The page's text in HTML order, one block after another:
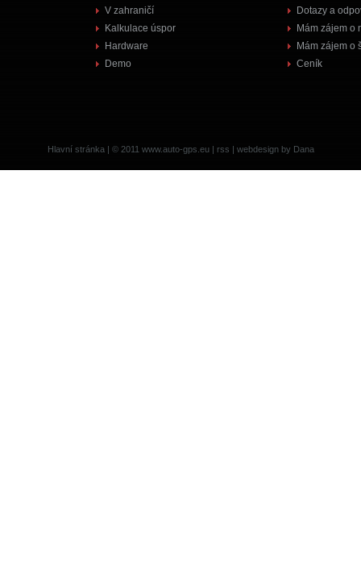
V zahraničí
Kalkulace úspor
Hardware
Demo
Dotazy a
Mám zájem o
Mám zájem o
Ceník
Hlavní stránka | © 2011 www.auto-gps.eu| rss | webdesign by Dana